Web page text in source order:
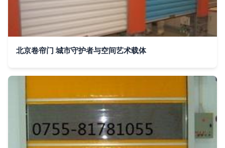
北京卷帘门 城市守护者与空间艺术载体